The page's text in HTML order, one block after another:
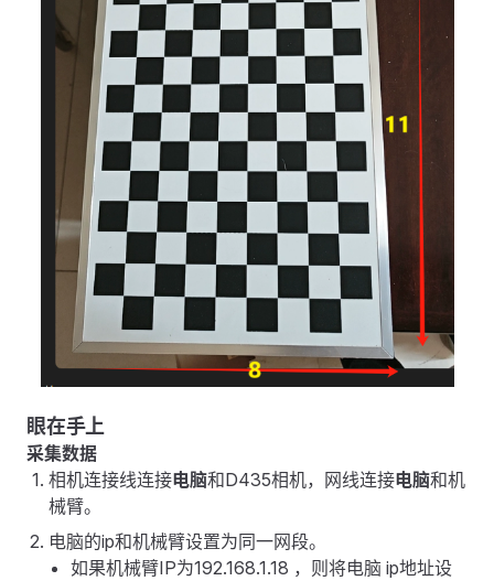
眼在手上
采集数据
相机连接线连接电脑和D435相机，网线连接电脑和机
械臂。
电脑的ip和机械臂设置为同一网段。
如果机械臂IP为192.168.1.18 ，则将电脑 ip地址设